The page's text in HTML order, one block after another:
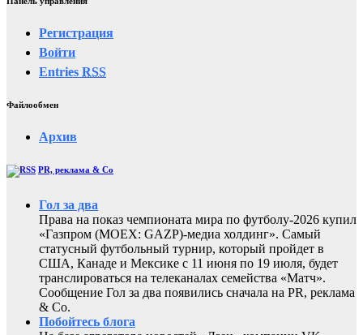
Регистрация
Войти
Entries RSS
Файлообмен
Архив
PR, реклама & Co
Гол за два
Права на показ чемпионата мира по футболу-2026 купил
«Газпром (MOEX: GAZP)-медиа холдинг». Самый
статусный футбольный турнир, который пройдет в
США, Канаде и Мексике с 11 июня по 19 июля, будет
транслироваться на телеканалах семейства «Матч».
Сообщение Гол за два появились сначала на PR, реклама
& Co.
Побойтесь блога